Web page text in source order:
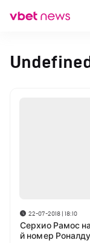
22-07-2018 | 18:10
Серхио Рамос
й номер Роналду